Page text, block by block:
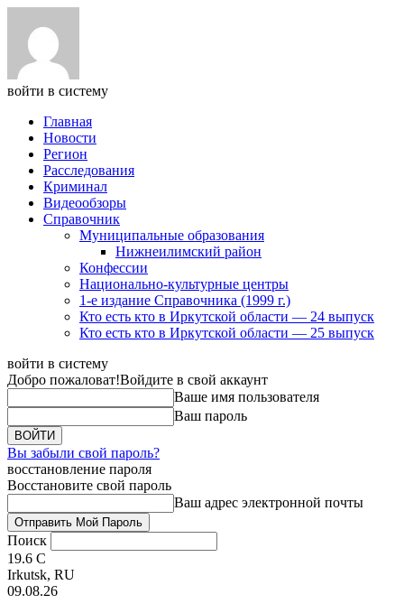
войти в систему
Главная
Новости
Регион
Расследования
Криминал
Видеообзоры
Справочник
Муниципальные образования
Нижнеилимский район
Конфессии
Национально-культурные центры
1-е издание Справочника (1999 г.)
Кто есть кто в Иркутской области — 24 выпуск
Кто есть кто в Иркутской области — 25 выпуск
войти в систему
Добро пожаловат!Войдите в свой аккаунт
Ваше имя пользователя
Ваш пароль
Вы забыли свой пароль?
восстановление пароля
Восстановите свой пароль
Ваш адрес электронной почты
Поиск
19.6 C
Irkutsk, RU
09.08.26